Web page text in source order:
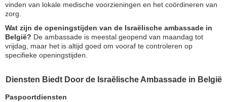
vinden van lokale medische voorzieningen en het coördineren van
zorg.
Wat zijn de openingstijden van de Israëlische ambassade in
België? De ambassade is meestal geopend van maandag tot
vrijdag, maar het is altijd goed om vooraf te controleren op
specifieke openingstijden.
Diensten Biedt Door de Israëlische Ambassade in België
Paspoortdiensten